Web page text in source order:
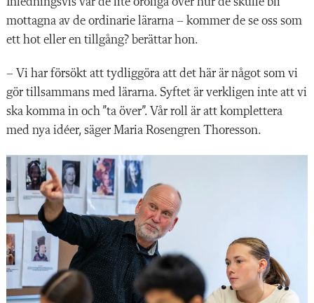
mottagna av de ordinarie lärarna – kommer de se oss som
ett hot eller en tillgång? berättar hon.
– Vi har försökt att tydliggöra att det här är något som vi
gör tillsammans med lärarna. Syftet är verkligen inte att vi
ska komma in och ”ta över”. Vår roll är att komplettera
med nya idéer, säger Maria Rosengren Thoresson.